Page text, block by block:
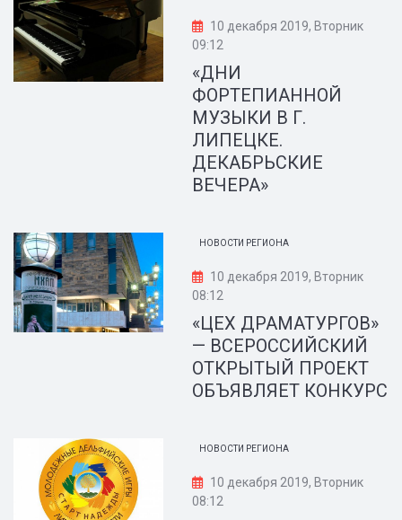
10 декабря 2019, Вторник
09:12
«ДНИ
ФОРТЕПИАННОЙ
МУЗЫКИ В Г.
ЛИПЕЦКЕ.
ДЕКАБРЬСКИЕ
ВЕЧЕРА»
НОВОСТИ РЕГИОНА
10 декабря 2019, Вторник
08:12
«ЦЕХ ДРАМАТУРГОВ»
— ВСЕРОССИЙСКИЙ
ОТКРЫТЫЙ ПРОЕКТ
ОБЪЯВЛЯЕТ КОНКУРС
НОВОСТИ РЕГИОНА
10 декабря 2019, Вторник
08:12